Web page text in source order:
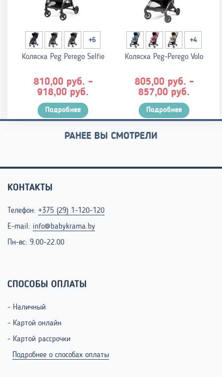
+6
Коляска Peg Perego Selfie
810,00 руб. –
918,00 руб.
–
918,00 руб.
Подробнее
+4
Коляска Peg-Perego Volo
805,00 руб. –
857,00 руб.
–
Подробнее
РАНЕЕ ВЫ СМОТРЕЛИ
КОНТАКТЫ
Телефон: +375 (29) 1-120-120
E-mail: info@babykrama.by
Пн-вс: 9.00-22.00
СПОСОБЫ ОПЛАТЫ
- Наличный
- Картой онлайн
- Картой рассрочки
Подробнее о способах оплаты